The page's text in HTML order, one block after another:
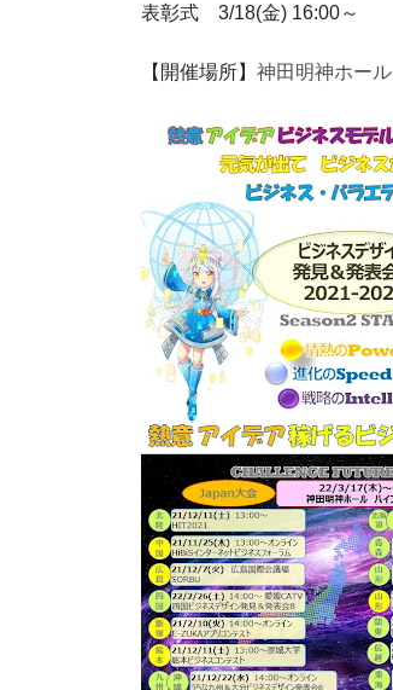
表彰式 3/18(金) 16:00～
【開催場所】 神田明神ホール